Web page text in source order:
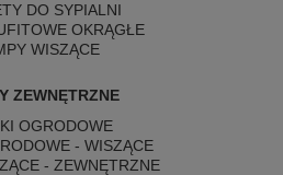
DO SYPIALNI
OKRĄGŁE
WISZĄCE
ZEWNĘTRZNE
OGRODOWE
- WISZĄCE
- ZEWNĘTRZNE